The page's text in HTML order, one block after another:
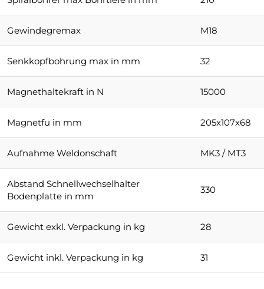
Gewindegremax M18
Senkkopfbohrung max in mm 32
Magnethaltekraft in N 15000
Magnetfu in mm 205x107x68
Aufnahme Weldonschaft MK3 / MT3
Abstand Schnellwechselhalter
Bodenplatte in mm
330
Gewicht exkl. Verpackung in kg 28
Gewicht inkl. Verpackung in kg 31